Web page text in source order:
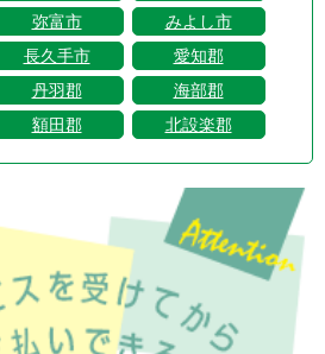
弥富市
みよし市
長久手市
愛知郡
丹羽郡
海部郡
額田郡 北設楽郡